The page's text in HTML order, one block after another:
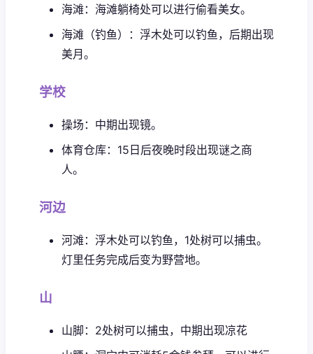
海滩：海滩躺椅处可以进行偷看美女。
海滩（钓鱼）：浮木处可以钓鱼，后期出现
美月。
学校
操场：中期出现镜。
体育仓库：15日后夜晚时段出现谜之商
人。
河边
河滩：浮木处可以钓鱼，1处树可以捕虫。
灯里任务完成后变为野营地。
山
山脚：2处树可以捕虫，中期出现凉花